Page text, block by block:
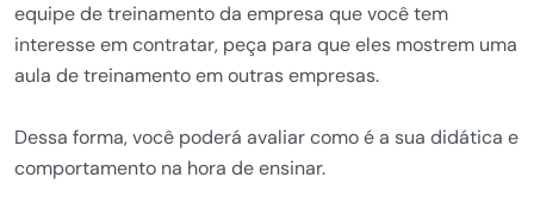
equipe de treinamento da empresa que você tem
interesse em contratar, peça para que eles mostrem uma
aula de treinamento em outras empresas.
Dessa forma, você poderá avaliar como é a sua didática e
comportamento na hora de ensinar.